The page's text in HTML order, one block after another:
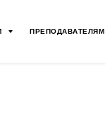
ПРЕПОДАВАТЕЛЯМ